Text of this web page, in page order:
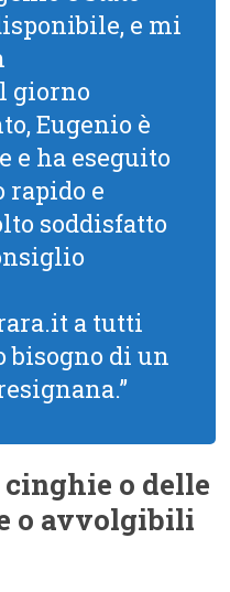
e mi
giorno
Eugenio è
e ha eseguito
rapido e
soddisfatto
a tutti
bisogno di un
o delle
o avvolgibili